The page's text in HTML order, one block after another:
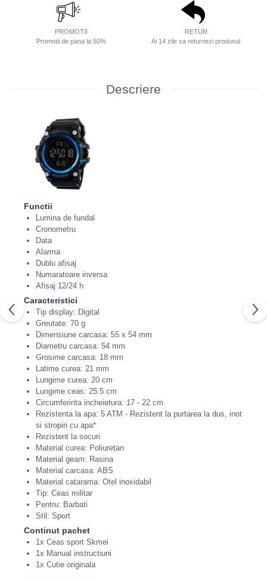
PROMOTII
Promotii de pana la 50%
RETUR
Ai 14 zile sa returnezi produsul
Descriere
Functii
Lumina de fundal
Cronometru
Data
Alarma
Dublu afisaj
Numaratoare inversa
Afisaj 12/24 h
Caracteristici
Tip display: Digital
Greutate: 70 g
Dimensiune carcasa: 55 x 54 mm
Diametru carcasa: 54 mm
Grosime carcasa: 18 mm
Latime curea: 21 mm
Lungime curea: 20 cm
Lungime ceas: 25.5 cm
Circumferinta incheietura: 17 - 22 cm
Rezistenta la apa: 5 ATM - Rezistent la purtarea la dus, inot
si stropiri cu apa*
Rezistent la socuri
Material curea: Poliuretan
Material geam: Rasina
Material carcasa: ABS
Material catarama: Otel inoxidabil
Tip: Ceas militar
Pentru: Barbati
Stil: Sport
Continut pachet
1x Ceas sport Skmei
1x Manual instructiuni
1x Cutie originala